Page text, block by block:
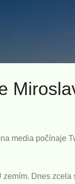
media počínaje
Dnes zcela